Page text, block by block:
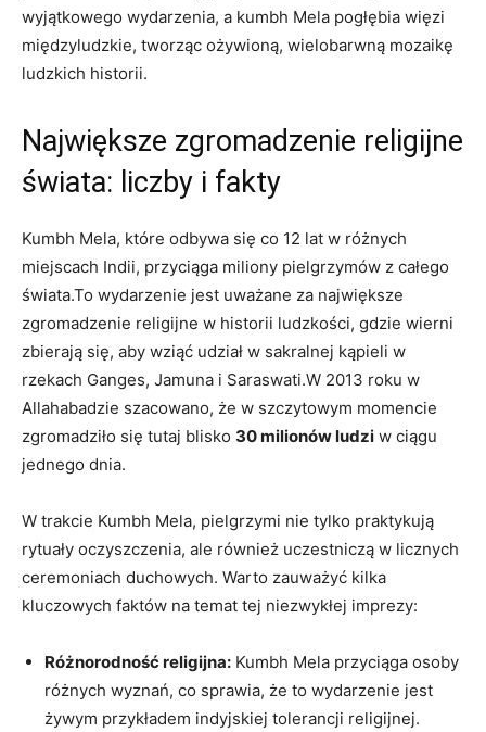
wyjątkowego wydarzenia, a kumbh Mela pogłębia więzi
międzyludzkie, tworząc ożywioną, wielobarwną mozaikę
ludzkich historii.
Największe zgromadzenie religijne
świata: liczby i fakty
Kumbh Mela, które odbywa się co 12 lat w różnych
miejscach Indii, przyciąga miliony pielgrzymów z całego
świata.To wydarzenie jest uważane za największe
zgromadzenie religijne w historii ludzkości, gdzie wierni
zbierają się, aby wziąć udział w sakralnej kąpieli w
rzekach Ganges, Jamuna i Saraswati.W 2013 roku w
Allahabadzie szacowano, że w szczytowym momencie
zgromadziło się tutaj blisko 30 milionów ludzi w ciągu
jednego dnia.
W trakcie Kumbh Mela, pielgrzymi nie tylko praktykują
rytuały oczyszczenia, ale również uczestniczą w licznych
ceremoniach duchowych. Warto zauważyć kilka
kluczowych faktów na temat tej niezwykłej imprezy:
Różnorodność religijna: Kumbh Mela przyciąga osoby
różnych wyznań, co sprawia, że to wydarzenie jest
żywym przykładem indyjskiej tolerancji religijnej.